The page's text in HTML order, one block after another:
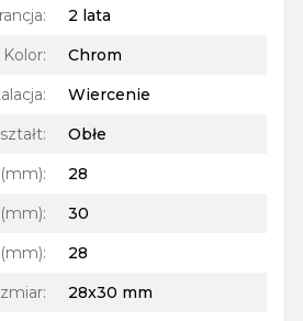
:
2 lata
Kolor:
Chrom
:
Wiercenie
:
Obłe
:
28
:
30
:
28
:
28x30 mm